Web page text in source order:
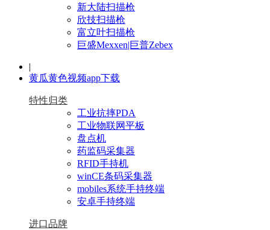
新大陆扫描枪
欣技扫描枪
富立叶扫描枪
巨盛Mexxen|巨普Zebex
|
黄瓜黄色视频app下载
特性归类
工业抗摔PDA
工业物联网平板
盘点机
药监码采集器
RFID手持机
winCE条码采集器
mobiles系统手持终端
安卓手持终端
进口品牌